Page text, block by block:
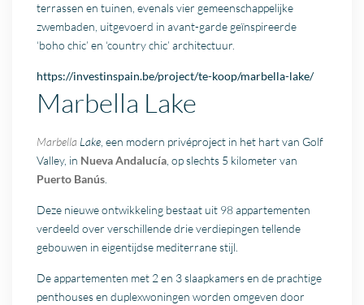
terrassen en tuinen, evenals vier gemeenschappelijke
zwembaden, uitgevoerd in avant-garde geïnspireerde
‘boho chic’ en ‘country chic’ architectuur.
https://investinspain.be/project/te-koop/marbella-lake/
Marbella Lake
Marbella Lake , een modern privéproject in het hart van Golf
Valley, in Nueva Andalucía , op slechts 5 kilometer van
Puerto Banús
Deze nieuwe ontwikkeling bestaat uit 98 appartementen
verdeeld over verschillende drie verdiepingen tellende
gebouwen in eigentijdse mediterrane stijl.
De appartementen met 2 en 3 slaapkamers en de prachtige
penthouses en duplexwoningen worden omgeven door